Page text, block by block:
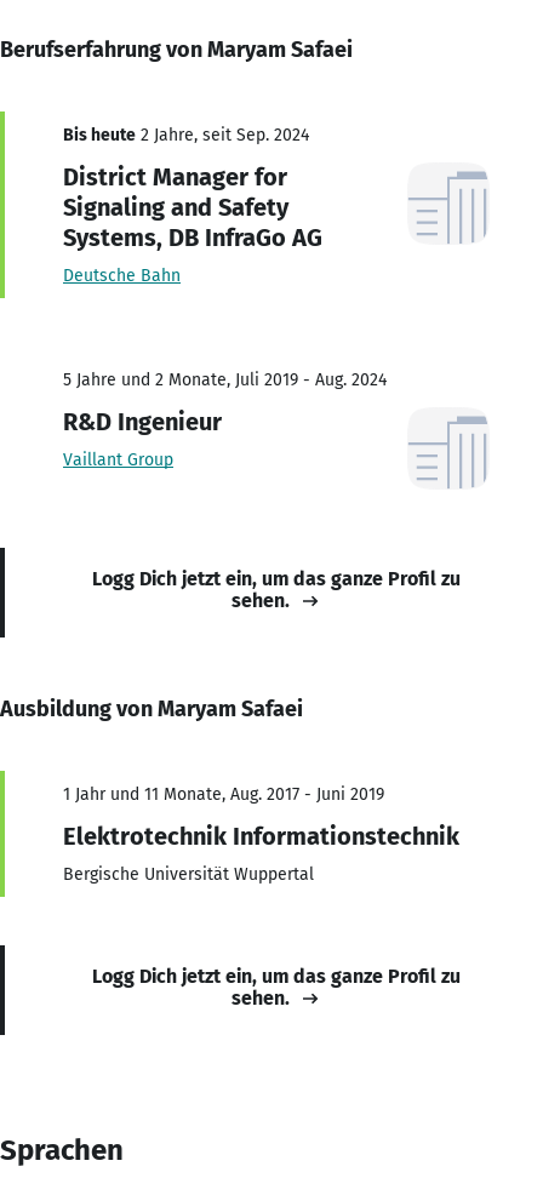
Berufserfahrung von Maryam Safaei
Bis heute 2 Jahre, seit Sep. 2024
District Manager for
Signaling and Safety
Systems, DB InfraGo AG
Deutsche Bahn
5 Jahre und 2 Monate, Juli 2019 - Aug. 2024
R&D Ingenieur
Vaillant Group
Logg Dich jetzt ein, um das ganze Profil zu
sehen.
Ausbildung von Maryam Safaei
1 Jahr und 11 Monate, Aug. 2017 - Juni 2019
Elektrotechnik Informationstechnik
Bergische Universität Wuppertal
Logg Dich jetzt ein, um das ganze Profil zu
sehen.
Sprachen